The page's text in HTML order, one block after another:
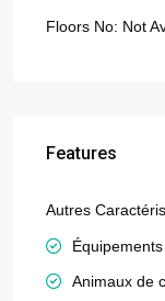
Floors No: Not
Features
Autres
Équipements
Animaux de